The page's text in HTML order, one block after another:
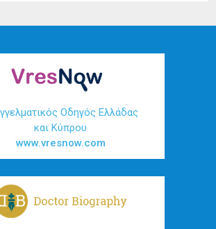
Οδηγός Ελλάδας
και Κύπρου
www.vresnow.com